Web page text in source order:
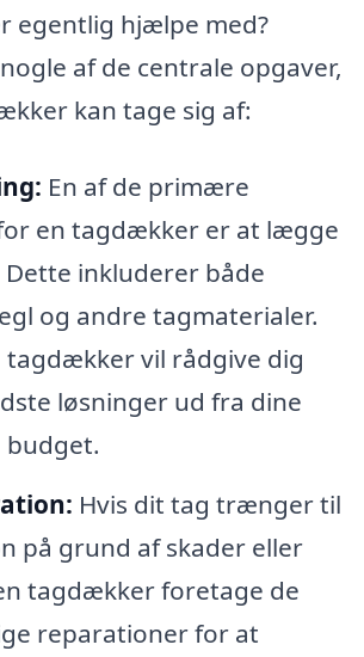
egentlig hjælpe med?
af de centrale opgaver,
kan tage sig af:
En af de primære
en tagdækker er at lægge
Dette inkluderer både
og andre tagmaterialer.
tagdækker vil rådgive dig
løsninger ud fra dine
budget.
Hvis dit tag trænger til
på grund af skader eller
tagdækker foretage de
reparationer for at